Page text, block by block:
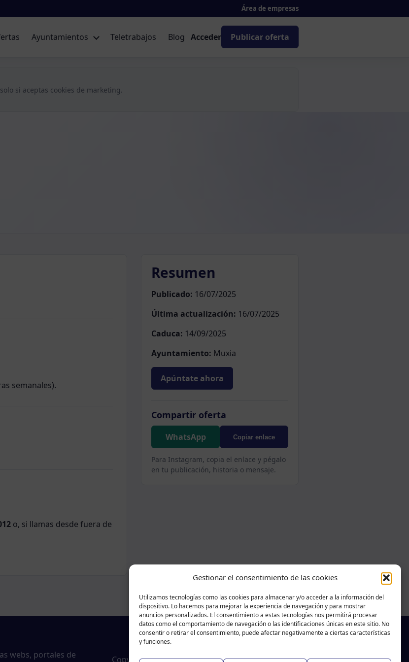
Gestionar el consentimiento de las cookies
Utilizamos tecnologías como las cookies para almacenar y/o acceder a la información del
dispositivo. Lo hacemos para mejorar la experiencia de navegación y para mostrar
anuncios personalizados. El consentimiento a estas tecnologías nos permitirá procesar
datos como el comportamiento de navegación o las identificaciones únicas en este sitio. No
consentir o retirar el consentimiento, puede afectar negativamente a ciertas características
y funciones.
Área de empresas
Ayuntamientos Teletrabajos Blog Acceder Publicar oferta
si aceptas cookies de marketing.
semanales).
o, si llamas desde fuera de
Resumen
Publicado: 16/07/2025
Última actualización: 16/07/2025
Caduca: 14/09/2025
Ayuntamiento: Muxia
Apúntate ahora
Compartir oferta
WhatsApp Copiar enlace
Para Instagram, copia el enlace y pégalo
en tu publicación, historia o mensaje.
webs, portales de
Copyright © 2024 Traballar na Costa|Aviso legal-